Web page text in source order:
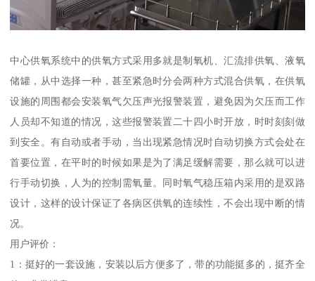
中心供氧系统中的供氧方式采用多就是制氧机、汇流排供氧、液氧
储罐，从中选择一种，甚至紧急时分会两种方式混合供氧，在供氧
设施的周围都会安装氧气欠压声光报警装置，避免因为欠压而工作
人员却不知道的情况，这些报警装置二十四小时开放，时时刻刻做
到安全。有自动或者手动，当出现紧急情况时自动切换方式会处在
首要位置，在平时的时候如果是为了满足缓解需要，那么就可以进
行手动切换，人为的控制需氧量。同时氧气稳压箱内采用的是双路
设计，这样的设计保证了各病区供氧的连续性，不会出现中断的情
况。
用户评价：
1：挺好的一套设施，安装以后方便多了，带的功能挺多的，挺齐全